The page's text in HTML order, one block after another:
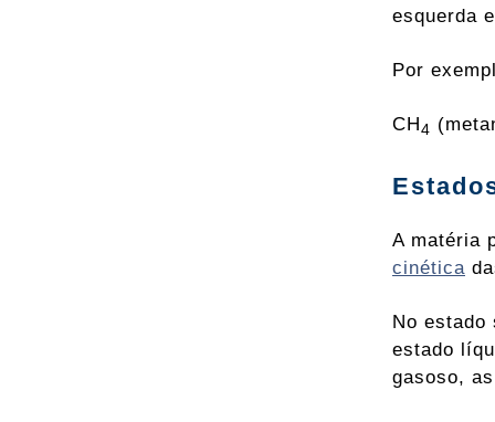
esquerda
Por
CH4
A matéria
cinética
No
estado
gasoso,